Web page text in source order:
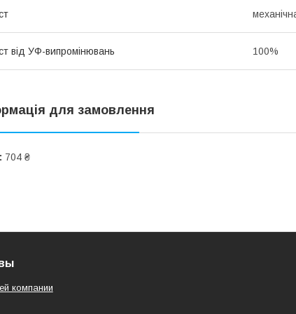
від УФ-випромінювань 100%
для замовлення
704 ₴
компании